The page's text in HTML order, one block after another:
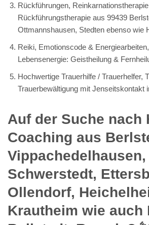
Rückführungen,
Rückführungstherapie aus 99439
Ottmannshausen, Stedten ebenso wie
Reiki, Emotionscode &
Lebensenergie: Geistheilung &
Hochwertige Trauerhilfe / Trauerhelfer,
Trauerbewältigung mit Jenseitskontakt
Auf der Suche nach
Coaching aus
Vippachedelhausen,
Schwerstedt,
Ollendorf,
Krautheim wie auch